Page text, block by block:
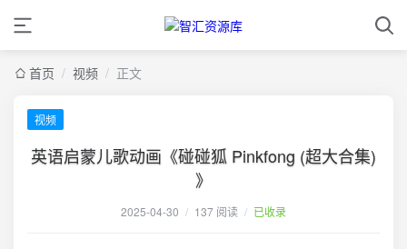
首页 / 视频 / 正文
视频
英语启蒙儿歌动画《碰碰狐 Pinkfong (超大合集)
》
2025-04-30 / 137 阅读 / 已收录